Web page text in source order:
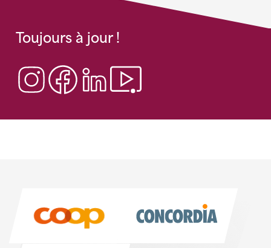
Toujours à jour !